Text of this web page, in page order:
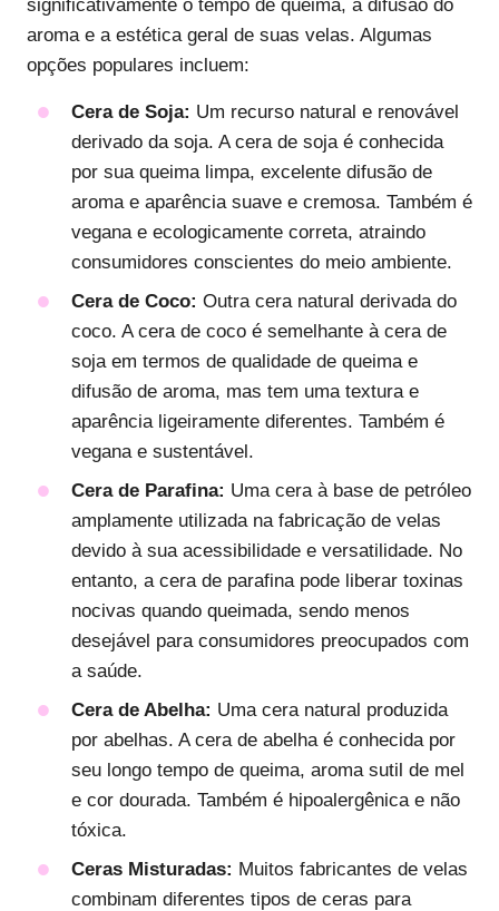
significativamente o tempo de queima, a difusão do
aroma e a estética geral de suas velas. Algumas
opções populares incluem:
Cera de Soja: Um recurso natural e renovável
derivado da soja. A cera de soja é conhecida
por sua queima limpa, excelente difusão de
aroma e aparência suave e cremosa. Também é
vegana e ecologicamente correta, atraindo
consumidores conscientes do meio ambiente.
Cera de Coco: Outra cera natural derivada do
coco. A cera de coco é semelhante à cera de
soja em termos de qualidade de queima e
difusão de aroma, mas tem uma textura e
aparência ligeiramente diferentes. Também é
vegana e sustentável.
Cera de Parafina: Uma cera à base de petróleo
amplamente utilizada na fabricação de velas
devido à sua acessibilidade e versatilidade. No
entanto, a cera de parafina pode liberar toxinas
nocivas quando queimada, sendo menos
desejável para consumidores preocupados com
a saúde.
Cera de Abelha: Uma cera natural produzida
por abelhas. A cera de abelha é conhecida por
seu longo tempo de queima, aroma sutil de mel
e cor dourada. Também é hipoalergênica e não
tóxica.
Ceras Misturadas: Muitos fabricantes de velas
combinam diferentes tipos de ceras para